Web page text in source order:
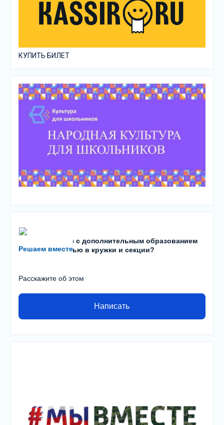
КУПИТЬ БИЛЕТ
Решаем вместе
Есть проблемы с дополнительным образованием
детей? С записью в кружки и секции?
Расскажите об этом
Написать